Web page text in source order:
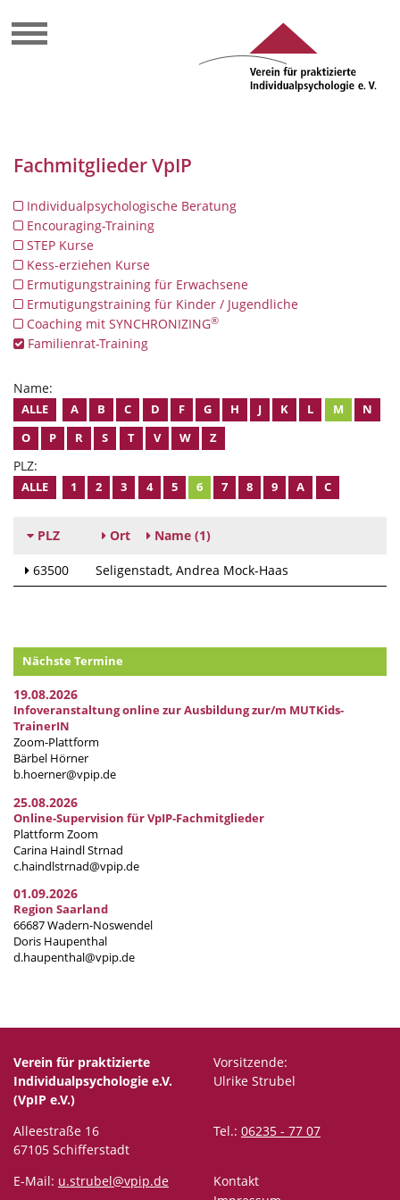
Fachmitglieder VpIP
Individualpsychologische Beratung
Encouraging-Training
STEP Kurse
Kess-erziehen Kurse
Ermutigungstraining für Erwachsene
Ermutigungstraining für Kinder / Jugendliche
Coaching mit SYNCHRONIZING®
Familienrat-Training
Name:
ALLE A B C D F G H J K L M
N
O
P R S T V W Z
PLZ:
ALLE 1 2 3 4 5 6 7 8 9 A C
PLZ Ort Name (1)
63500 Seligenstadt Andrea Mock-Haas
Nächste Termine
19.08.2026
Infoveranstaltung online zur Ausbildung zur/m MUTKids-
TrainerIN
Zoom-Plattform
Bärbel Hörner
b.hoerner@vpip.de
25.08.2026
Online-Supervision für VpIP-Fachmitglieder
Plattform Zoom
Carina Haindl Strnad
c.haindlstrnad@vpip.de
01.09.2026
Region Saarland
66687 Wadern-Noswendel
Doris Haupenthal
d.haupenthal@vpip.de
Verein für praktizierte
Individualpsychologie e.V.
(VpIP e.V.)
Vorsitzende:
Ulrike Strubel
Alleestraße 16
67105 Schifferstadt
Tel.: 06235 - 77 07
E-Mail: u.strubel@vpip.de
Kontakt